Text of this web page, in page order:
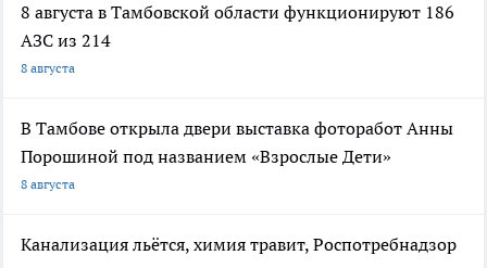
8 августа в Тамбовской области функционируют 186
АЗС из 214
8 августа
В Тамбове открыла двери выставка фоторабот Анны
Порошиной под названием «Взрослые Дети»
8 августа
Канализация льётся, химия травит, Роспотребнадзор